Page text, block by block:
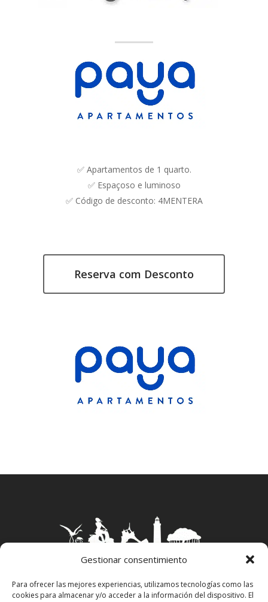
Gestionar consentimiento
Para ofrecer las mejores experiencias, utilizamos tecnologías como las
cookies para almacenar y/o acceder a la información del dispositivo. El
✅ Apartamentos de 1 quarto.
✅ Espaçoso e luminoso
✅ Código de desconto: 4MENTERA
Reserva com Desconto